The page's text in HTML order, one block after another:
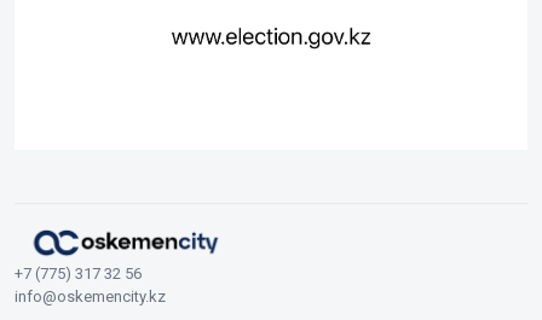
+7 (775) 317 32 56
info@oskemencity.kz